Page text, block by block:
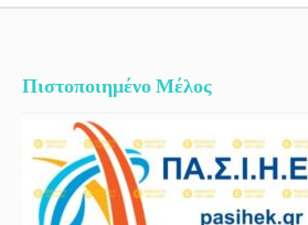
πρόγραμμα συμπληρωματικής
ΠΟΙΟΤΗΤΑ ΤΡΟΦΙΜΩΝ: ΠΡΟΤΥΠΑ ISO
εκπαίδευσης του Πανεπιστημίου
Nutritionist in Pediatric Nutrition. Είναι
Master Nutritionist in Pediatric Nutrition,
Ελληνικής Διατροφολογικής Εταρείας,
Πιστοποιημένο Μέλος